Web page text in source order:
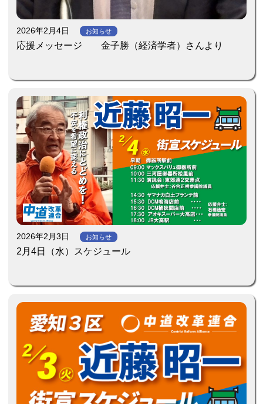
2026年2月4日 お知らせ
応援メッセージ 金子勝（経済学者）さんより
2026年2月3日 お知らせ
2月4日（水）スケジュール